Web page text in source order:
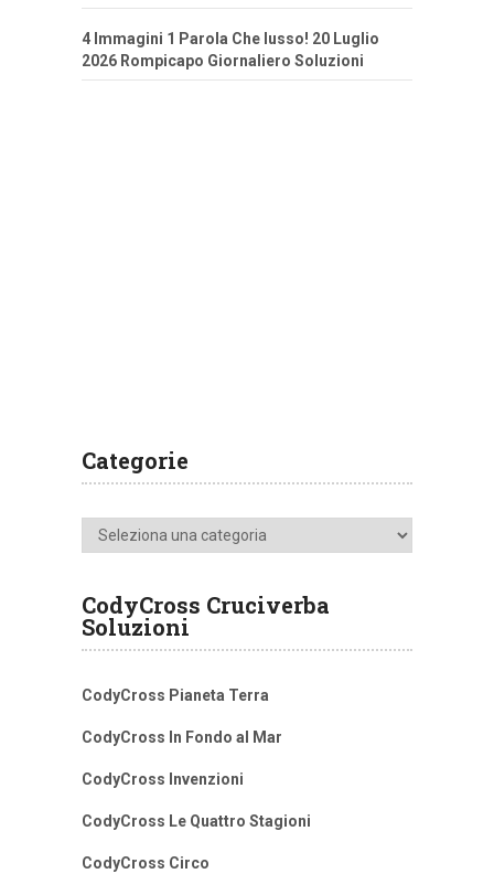
4 Immagini 1 Parola Che lusso! 20 Luglio
2026 Rompicapo Giornaliero Soluzioni
Categorie
Categorie
CodyCross Cruciverba
Soluzioni
CodyCross Pianeta Terra
CodyCross In Fondo al Mar
CodyCross Invenzioni
CodyCross Le Quattro Stagioni
CodyCross Circo